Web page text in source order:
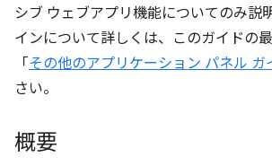
シブ ウェブアプリ機能についてのみ説
インについて詳しくは、このガイドの
「 その他のアプリケーション パネル ガ
さい。
概要